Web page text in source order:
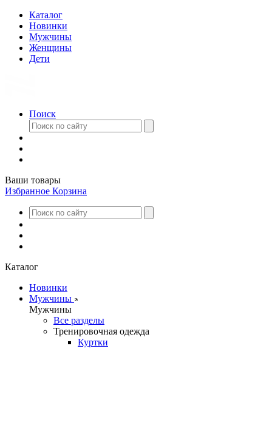
Каталог
Новинки
Мужчины
Женщины
Дети
Поиск
Ваши товары
Избранное Корзина
Каталог
Новинки
Мужчины
Мужчины
Все разделы
Тренировочная одежда
Куртки